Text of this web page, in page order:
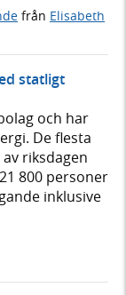
från Elisabeth
statligt
och har
De flesta
riksdagen
800 personer
inklusive